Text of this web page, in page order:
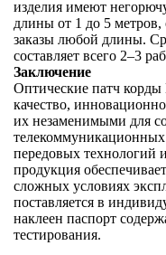
изделия имеют
длины от 1 до 5
заказы любой длины.
составляет всего 2–3
Заключение
Оптические патч корды
качество,
их незаменимыми для
передовых технологий
продукция
сложных условиях
поставляется в
наклеен паспорт
тестирования.